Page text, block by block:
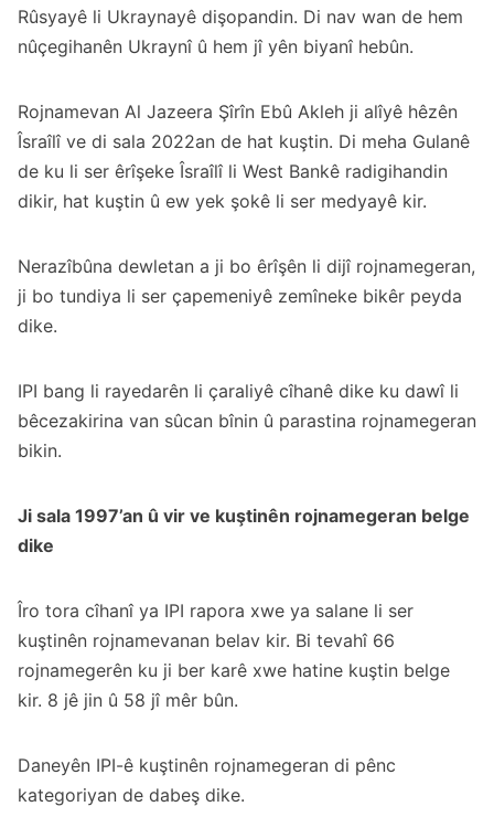
Rûsyayê li Ukraynayê dişopandin. Di nav wan de hem
nûçegihanên Ukraynî û hem jî yên biyanî hebûn.
Rojnamevan Al Jazeera Şîrîn Ebû Akleh ji alîyê hêzên
Îsraîlî ve di sala 2022an de hat kuştin. Di meha Gulanê
de ku li ser êrîşeke Îsraîlî li West Bankê radigihandin
dikir, hat kuştin û ew yek şokê li ser medyayê kir.
Nerazîbûna dewletan a ji bo êrîşên li dijî rojnamegeran,
ji bo tundiya li ser çapemeniyê zemîneke bikêr peyda
dike.
IPI bang li rayedarên li çaraliyê cîhanê dike ku dawî li
bêcezakirina van sûcan bînin û parastina rojnamegeran
bikin.
Ji sala 1997’an û vir ve kuştinên rojnamegeran belge
dike
Îro tora cîhanî ya IPI rapora xwe ya salane li ser
kuştinên rojnamevanan belav kir. Bi tevahî 66
rojnamegerên ku ji ber karê xwe hatine kuştin belge
kir. 8 jê jin û 58 jî mêr bûn.
Daneyên IPI-ê kuştinên rojnamegeran di pênc
kategoriyan de dabeş dike.